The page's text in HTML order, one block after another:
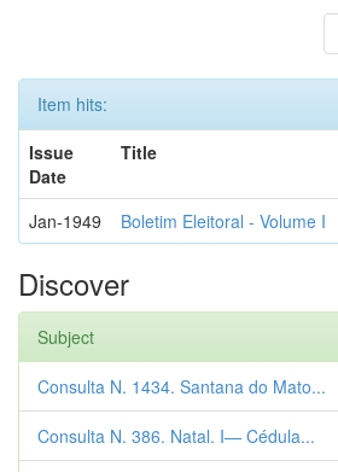
Item hits:
Issue
Date
Title
Jan-1949 Boletim Eleitoral - Volume I
Discover
Subject
Consulta N. 1434. Santana do Mato...
Consulta N. 386. Natal. I— Cédula...